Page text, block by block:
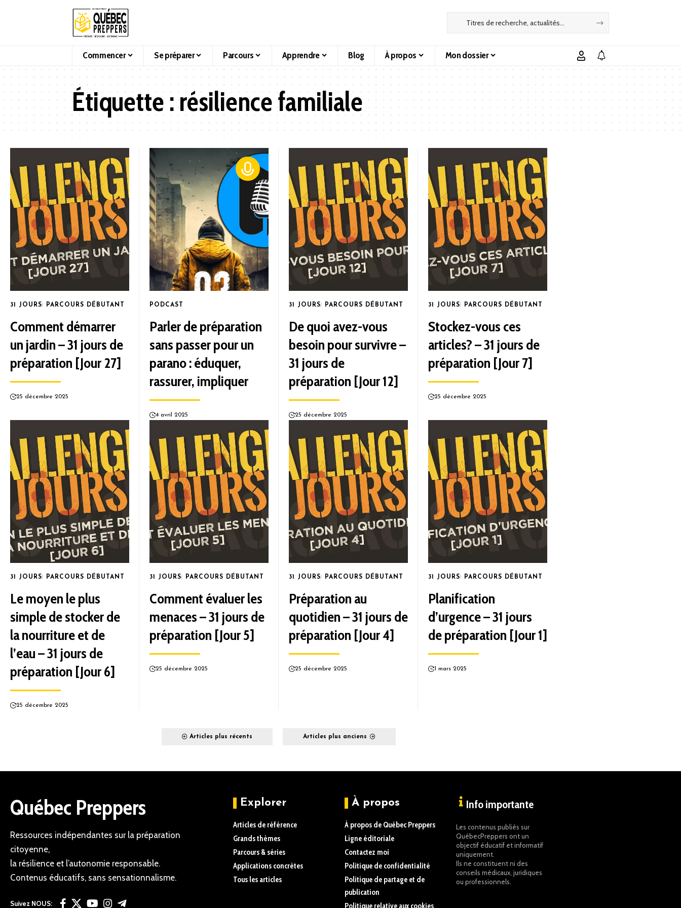
Commencer Se préparer Parcours Apprendre Blog À propos Mon dossier
Étiquette :résilience familiale
31 JOURS PARCOURS DÉBUTANT
Comment démarrer
un jardin – 31 jours de
préparation [Jour 27]
25 décembre 2025
PODCAST
Parler de préparation
sans passer pour un
parano : éduquer,
rassurer, impliquer
4 avril 2025
31 JOURS PARCOURS DÉBUTANT
De quoi avez-vous
besoin pour survivre –
31 jours de
préparation [Jour 12]
25 décembre 2025
31 JOURS PARCOURS DÉBUTANT
Stockez-vous ces
articles? – 31 jours de
préparation [Jour 7]
25 décembre 2025
31 JOURS PARCOURS DÉBUTANT
Le moyen le plus
simple de stocker de
la nourriture et de
l’eau – 31 jours de
préparation [Jour 6]
25 décembre 2025
31 JOURS PARCOURS DÉBUTANT
Comment évaluer les
menaces – 31 jours de
préparation [Jour 5]
25 décembre 2025
31 JOURS PARCOURS DÉBUTANT
Préparation au
quotidien – 31 jours de
préparation [Jour 4]
25 décembre 2025
31 JOURS PARCOURS DÉBUTANT
Planification
d’urgence – 31 jours
de préparation [Jour 1]
1 mars 2025
Articles plus récents Articles plus anciens
Québec Preppers
Ressources indépendantes sur la préparation
citoyenne,
la résilience et l’autonomie responsable.
Contenus éducatifs, sans sensationnalisme.
Suivez NOUS:
Explorer
Articles de référence
Grands thèmes
Parcours & séries
Applications concrètes
Tous les articles
À propos
À propos de Québec Preppers
Ligne éditoriale
Contactez moi
Politique de confidentialité
Politique de partage et de
publication
Politique relative aux cookies
Info importante
Les contenus publiés sur
QuébecPreppers ont un
objectif éducatif et informatif
uniquement.
Ils ne constituent ni des
conseils médicaux, juridiques
ou professionnels.